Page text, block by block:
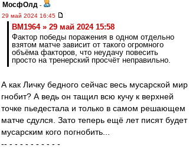
МосфОлд -
29 май 2024 16:45
BM1964 » 29 май 2024 15:58
Фактор победы поражения в одном отдельно
взятом матче зависит от такого огромного
объёма факторов, что неудачу повесить
просто на тренерский просчёт неправильно.
А как Личку бедного сейчас весь мусарской мир
гнобит? А ведь он тащил всю кучу к верхней
точке пьедестала и только в самом решающем
матче сдулся. Зато теперь ещё лет писят будет
мусарским кого погнобить...
-- - - - - - - - - - -